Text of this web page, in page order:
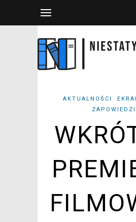
AKTUALNOŚCI
ZAPOWIEDZI